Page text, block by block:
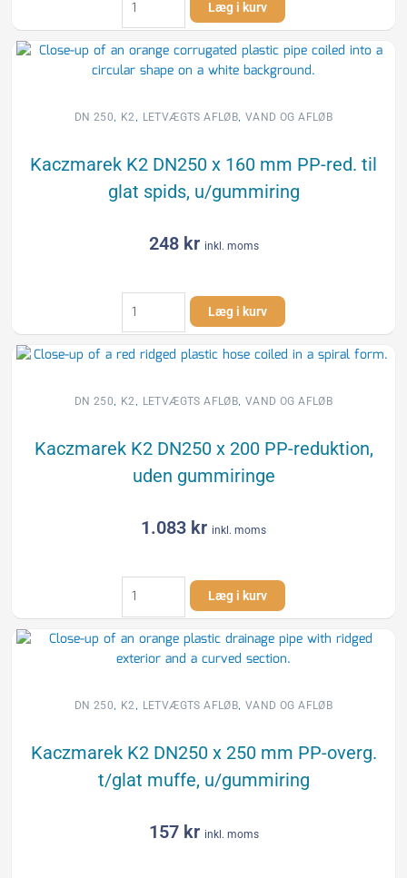
K2
DN250
x
160
PP-
t/glat
spids,
u/gummiringe
Læg i kurv
DN 250, K2, LETVÆGTS AFLØB,VAND OG AFLØB
Kaczmarek K2 DN250 x 160 mm PP-red. til
glat spids, u/gummiring
248 kr inkl. moms
Kaczmarek
K2
DN250
x
mm
red.
til
glat
u/gummiring
antal
Læg i kurv
DN 250, K2, LETVÆGTS AFLØB,VAND OG AFLØB
Kaczmarek K2 DN250 x 200 PP-reduktion,
uden gummiringe
1.083 kr inkl. moms
Kaczmarek
K2
DN250
x
200
reduktion,
gummiringe
antal
Læg i kurv
DN 250, K2, LETVÆGTS AFLØB,VAND OG AFLØB
Kaczmarek K2 DN250 x 250 mm PP-overg.
t/glat muffe, u/gummiring
157 kr inkl. moms